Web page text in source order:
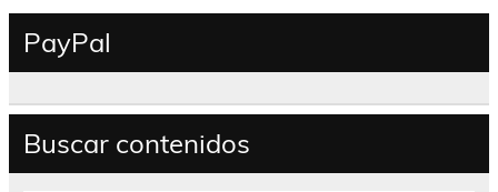
PayPal
Buscar contenidos